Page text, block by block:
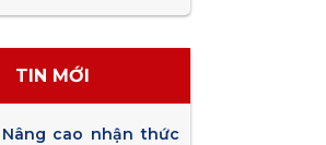
TIN MỚI
Nâng cao nhận thức